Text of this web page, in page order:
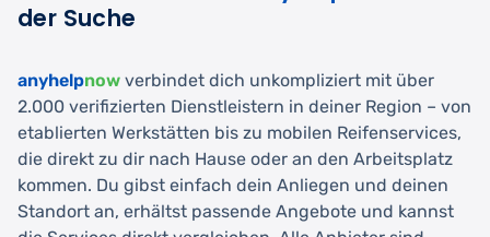
der Suche
anyhelpnow verbindet dich unkompliziert mit über
2.000 verifizierten Dienstleistern in deiner Region – von
etablierten Werkstätten bis zu mobilen Reifenservices,
die direkt zu dir nach Hause oder an den Arbeitsplatz
kommen. Du gibst einfach dein Anliegen und deinen
Standort an, erhältst passende Angebote und kannst